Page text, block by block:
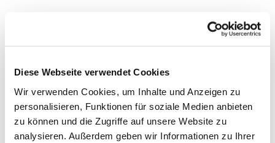
Diese Webseite verwendet Cookies
Wir verwenden Cookies, um Inhalte und Anzeigen zu
personalisieren, Funktionen für soziale Medien anbieten
zu können und die Zugriffe auf unsere Website zu
analysieren. Außerdem geben wir Informationen zu Ihrer